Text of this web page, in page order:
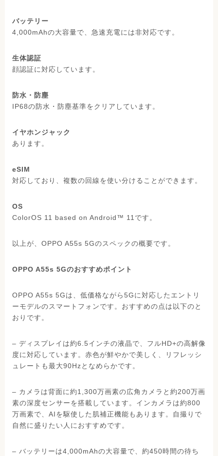
バッテリー
4,000mAhの大容量で、急速充電には非対応です。
生体認証
顔認証に対応しています。
防水・防塵
IP68の防水・防塵基準をクリアしています。
イヤホンジャック
あります。
eSIM
対応しており、複数の回線を使い分けることができます。
OS
ColorOS 11 based on Android™ 11です。
以上が、OPPO A55s 5Gのスペックの概要です。
OPPO A55s 5Gのおすすめポイント
OPPO A55s 5Gは、低価格ながら5Gに対応したエントリ
ーモデルのスマートフォンです。おすすめの点は以下のと
おりです。
– ディスプレイは約6.5インチの液晶で、フルHD+の高解像
度に対応しています。赤色が鮮やかで美しく、リフレッシ
ュレートも最大90Hzとなめらかです。
– カメラは背面に約1,300万画素の広角カメラと約200万画
素の深度センサーを搭載しています。インカメラは約800
万画素で、AIを駆使した肌補正機能もあります。自撮りで
自然に盛りたい人におすすめです。
– バッテリーは4,000mAhの大容量で、約450時間の待ち